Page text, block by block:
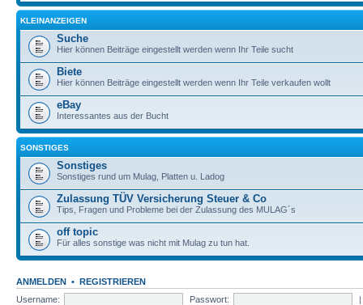
KLEINANZEIGEN
Suche
Hier können Beiträge eingestellt werden wenn Ihr Teile sucht
Biete
Hier können Beiträge eingestellt werden wenn Ihr Teile verkaufen wollt
eBay
Interessantes aus der Bucht
SONSTIGES
Sonstiges
Sonstiges rund um Mulag, Platten u. Ladog
Zulassung TÜV Versicherung Steuer & Co
Tips, Fragen und Probleme bei der Zulassung des MULAG´s
off topic
Für alles sonstige was nicht mit Mulag zu tun hat.
ANMELDEN • REGISTRIEREN
Username:
Passwort: |